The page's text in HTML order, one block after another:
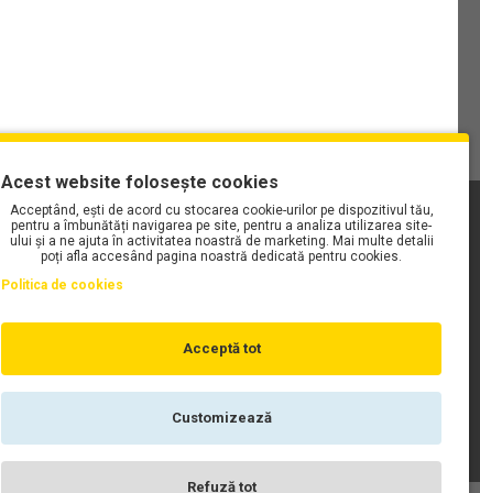
PLAYLIST-UL WORK MOTORS PE SPOTIFY
Acest website folosește cookies
Acceptând, ești de acord cu stocarea cookie-urilor pe dispozitivul tău,
pentru a îmbunătăți navigarea pe site, pentru a analiza utilizarea site-
ului și a ne ajuta în activitatea noastră de marketing. Mai multe detalii
poți afla accesând pagina noastră dedicată pentru cookies.
Politica de cookies
Acceptă tot
Customizează
Refuză tot